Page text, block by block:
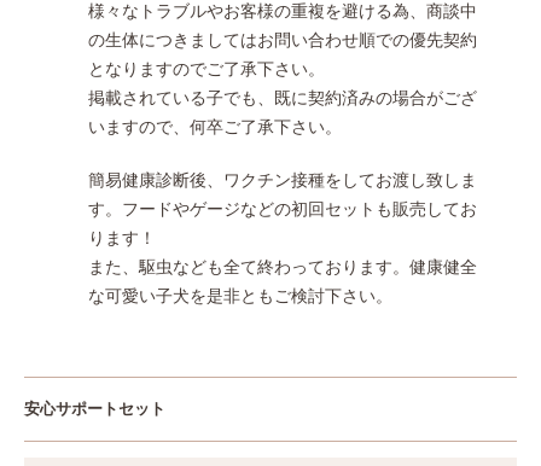
様々なトラブルやお客様の重複を避ける為、商談中
の生体につきましてはお問い合わせ順での優先契約
となりますのでご了承下さい。
掲載されている子でも、既に契約済みの場合がござ
いますので、何卒ご了承下さい。
簡易健康診断後、ワクチン接種をしてお渡し致しま
す。フードやゲージなどの初回セットも販売してお
ります！
また、駆虫なども全て終わっております。健康健全
な可愛い子犬を是非ともご検討下さい。
安心サポートセット